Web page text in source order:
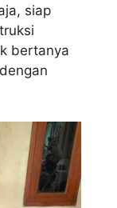
siap
bertanya